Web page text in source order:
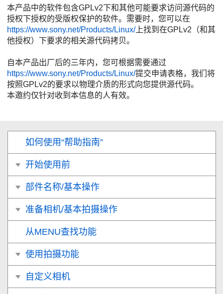
本产品中的软件包含GPLv2下和其他可能要求访问源代码的
授权下授权的受版权保护的软件。需要时，您可以在
https://www.sony.net/Products/Linux/上找到在GPLv2（和其
他授权）下要求的相关源代码拷贝。
自本产品出厂后的三年内，您可根据需要通过
https://www.sony.net/Products/Linux/提交申请表格，我们将
按照GPLv2的要求以物理介质的形式向您提供源代码。
本邀约仅针对收到本信息的人有效。
如何使用“帮助指南”
开始使用前
部件名称/基本操作
准备相机/基本拍摄操作
从MENU查找功能
使用拍摄功能
自定义相机